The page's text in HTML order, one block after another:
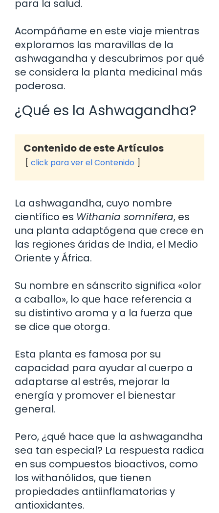
para la salud.
Acompáñame en este viaje mientras
exploramos las maravillas de la
ashwagandha y descubrimos por qué
se considera la planta medicinal más
poderosa.
¿Qué es la Ashwagandha?
Contenido de este Artículos
click para ver el Contenido
La ashwagandha, cuyo nombre
científico es Withania somnifera, es
una planta adaptógena que crece en
las regiones áridas de India, el Medio
Oriente y África.
Su nombre en sánscrito significa «olor
a caballo», lo que hace referencia a
su distintivo aroma y a la fuerza que
se dice que otorga.
Esta planta es famosa por su
capacidad para ayudar al cuerpo a
adaptarse al estrés, mejorar la
energía y promover el bienestar
general.
Pero, ¿qué hace que la ashwagandha
sea tan especial? La respuesta radica
en sus compuestos bioactivos, como
los withanólidos, que tienen
propiedades antiinflamatorias y
antioxidantes.